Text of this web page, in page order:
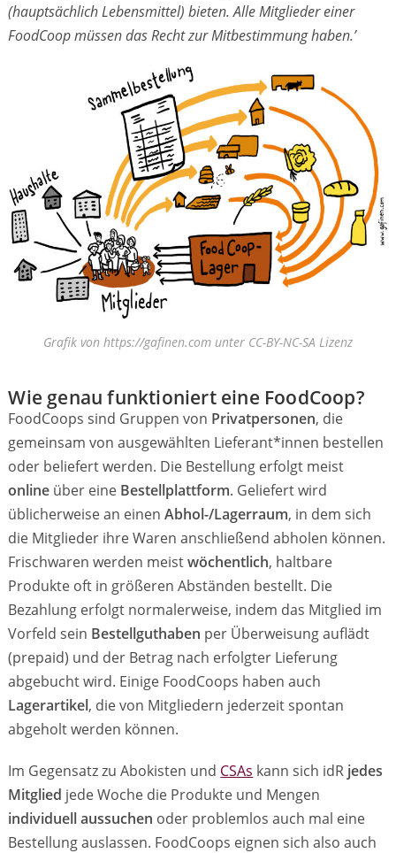
(hauptsächlich Lebensmittel) bieten. Alle Mitglieder einer
FoodCoop müssen das Recht zur Mitbestimmung haben.’
Grafik von https://gafinen.com unter CC-BY-NC-SA Lizenz
Wie genau funktioniert eine FoodCoop?
FoodCoops sind Gruppen von Privatpersonen, die
gemeinsam von ausgewählten Lieferant*innen bestellen
oder beliefert werden. Die Bestellung erfolgt meist
online über eine Bestellplattform. Geliefert wird
üblicherweise an einenAbhol-/Lagerraum, in dem sich
die Mitglieder ihre Waren anschließend abholen können.
Frischwaren werden meistwöchentlich, haltbare
Produkte oft in größeren Abständen bestellt. Die
Bezahlung erfolgt normalerweise, indem das Mitglied im
Vorfeld sein Bestellguthaben per Überweisung auflädt
(prepaid) und der Betrag nach erfolgter Lieferung
abgebucht wird. Einige FoodCoops haben auch
Lagerartikel, die von Mitgliedern jederzeit spontan
abgeholt werden können.
Im Gegensatz zu Abokisten und CSAs kann sich idR jedes
Mitglied jede Woche die Produkte und Mengen
individuellaussuchen oder problemlos auch mal eine
Bestellung auslassen. FoodCoops eignen sich also auch